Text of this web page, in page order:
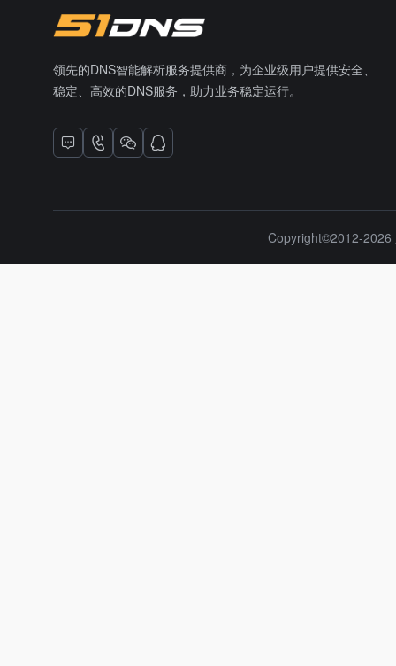
领先的DNS智能解析服务提供商，为企业级用户提供安全、
稳定、高效的DNS服务，助力业务稳定运行。
Copyright©2012-2026